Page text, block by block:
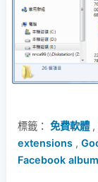
標籤： 免費軟體,
extensions ,
Facebook